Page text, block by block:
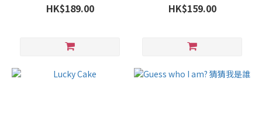
HK$189.00 HK$159.00